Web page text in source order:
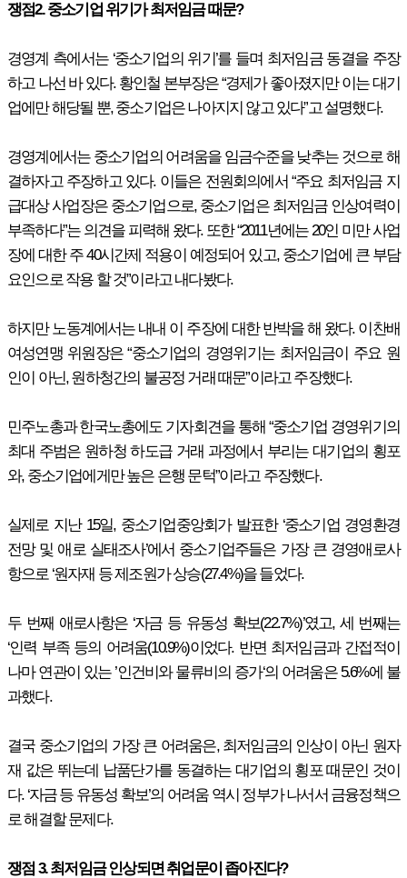
쟁점2. 중소기업 위기가 최저임금 때문?
경영계 측에서는 ‘중소기업의 위기’를 들며 최저임금 동결을 주장
하고 나선 바 있다. 황인철 본부장은 “경제가 좋아졌지만 이는 대기
업에만 해당될 뿐, 중소기업은 나아지지 않고 있다”고 설명했다.
경영계에서는 중소기업의 어려움을 임금수준을 낮추는 것으로 해
결하자고 주장하고 있다. 이들은 전원회의에서 “주요 최저임금 지
급대상 사업장은 중소기업으로, 중소기업은 최저임금 인상여력이
부족하다”는 의견을 피력해 왔다. 또한 “2011년에는 20인 미만 사업
장에 대한 주 40시간제 적용이 예정되어 있고, 중소기업에 큰 부담
요인으로 작용 할 것”이라고 내다봤다.
하지만 노동계에서는 내내 이 주장에 대한 반박을 해 왔다. 이찬배
여성연맹 위원장은 “중소기업의 경영위기는 최저임금이 주요 원
인이 아닌, 원하청간의 불공정 거래 때문”이라고 주장했다.
민주노총과 한국노총에도 기자회견을 통해 “중소기업 경영위기의
최대 주범은 원하청 하도급 거래 과정에서 부리는 대기업의 횡포
와, 중소기업에게만 높은 은행 문턱”이라고 주장했다.
실제로 지난 15일, 중소기업중앙회가 발표한 ‘중소기업 경영환경
전망 및 애로 실태조사’에서 중소기업주들은 가장 큰 경영애로사
항으로 ‘원자재 등 제조원가 상승(27.4%)을 들었다.
두 번째 애로사항은 ‘자금 등 유동성 확보(22.7%)’였고, 세 번째는
‘인력 부족 등의 어려움(10.9%)이었다. 반면 최저임금과 간접적이
나마 연관이 있는 ’인건비와 물류비의 증가‘의 어려움은 5.6%에 불
과했다.
결국 중소기업의 가장 큰 어려움은, 최저임금의 인상이 아닌 원자
재 값은 뛰는데 납품단가를 동결하는 대기업의 횡포 때문인 것이
다. ‘자금 등 유동성 확보’의 어려움 역시 정부가 나서서 금융정책으
로 해결할 문제다.
쟁점 3. 최저임금 인상되면 취업문이 좁아진다?